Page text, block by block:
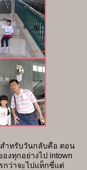
ำหรับวันกลับคือ ตอน
งทุกอย่างไป intown
กว่าจะไปแท็กซี่แต่